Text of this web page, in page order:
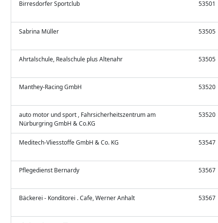
Birresdorfer Sportclub 53501
Sabrina Müller 53505
Ahrtalschule, Realschule plus Altenahr 53505
Manthey-Racing GmbH 53520
auto motor und sport , Fahrsicherheitszentrum am
Nürburgring GmbH & Co.KG
53520
Meditech-Vliesstoffe GmbH & Co. KG 53547
Pflegedienst Bernardy 53567
Bäckerei - Konditorei . Cafe, Werner Anhalt 53567